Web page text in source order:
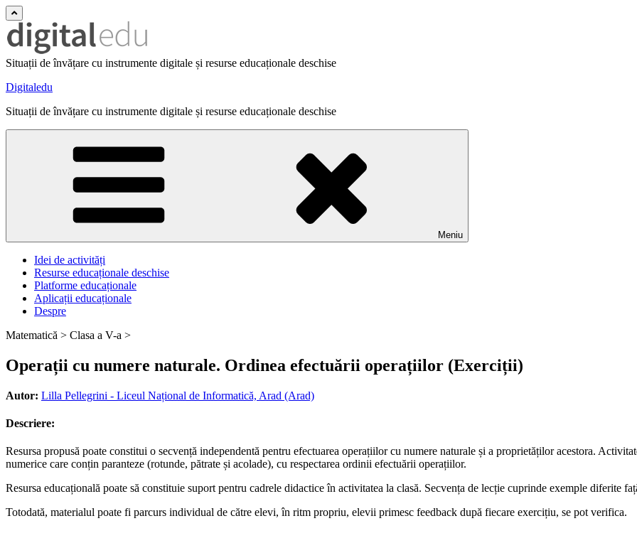
Situații de învățare cu instrumente digitale și resurse educaționale deschise
Digitaledu
Situații de învățare cu instrumente digitale și resurse educaționale deschise
Meniu
Idei de activități
Resurse educaționale deschise
Platforme educaționale
Aplicații educaționale
Despre
Matematică > Clasa a V-a >
Operații cu numere naturale. Ordinea efectuării operațiilor (Exerciții)
Autor: Lilla Pellegrini - Liceul Național de Informatică, Arad (Arad)
Descriere:
Resursa propusă poate constitui o secvență independentă pentru efectuarea operațiilor cu numere naturale și a proprietăților acestora.
numerice care conțin paranteze (rotunde, pătrate și acolade), cu respectarea ordinii efectuării operațiilor.
Resursa educațională poate să constituie suport pentru cadrele didactice în activitatea la clasă. Secvența de lecție cuprinde exemple diferite
Totodată, materialul poate fi parcurs individual de către elevi, în ritm propriu, elevii primesc feedback după fiecare exercițiu, se pot verifica.